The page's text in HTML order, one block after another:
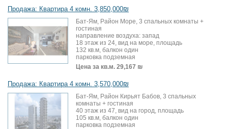
Продажа: Квартира 4 комн. 3,850,000₪
Бат-Ям, Район Море, 3 спальных комнаты +
гостиная
направление воздуха: запад
18 этаж из 24, вид на море, площадь
132 кв.м, балкон один
парковка подземная
Цена за кв.м. 29,167 ₪
Продажа: Квартира 4 комн. 3,570,000₪
Бат-Ям, Район Кирьят Бабов, 3 спальных
комнаты + гостиная
40 этаж из 47, вид на город, площадь
105 кв.м, балкон один
парковка подземная